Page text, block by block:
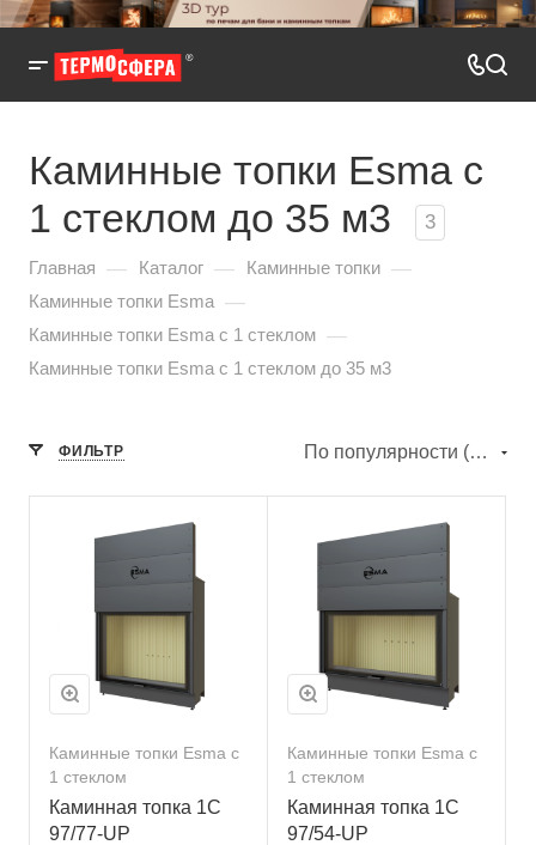
Каминные топки Esma с
1 стеклом до 35 м3
3
Главная — Каталог — Каминные топки —
Каминные топки Esma —
Каминные топки Esma с 1 стеклом —
Каминные топки Esma с 1 стеклом до 35 м3
ФИЛЬТР По популярности (убывание)
Каминные топки Esma с
1 стеклом
Каминная топка 1C
97/77-UP
Каминные топки Esma с
1 стеклом
Каминная топка 1C
97/54-UP